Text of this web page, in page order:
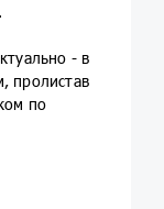
- в
пролистав
по